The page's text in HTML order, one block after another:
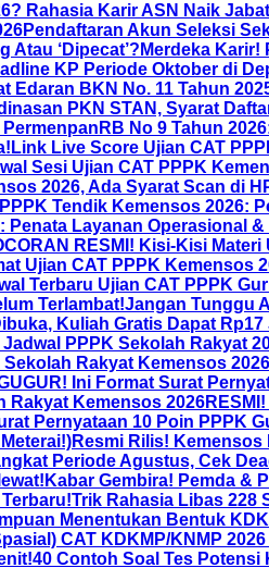
Rahasia Karir ASN Naik
Pendaftaran Akun Seleksi
Atau ‘Dipecat’? Merdeka Karir!
KP Periode Oktober di
Edaran BKN No. 11 Tahun
PKN STAN, Syarat
PermenpanRB No 9 Tahun
Link Live Score Ujian CAT
Sesi Ujian CAT PPPK
2026, Ada Syarat Scan di
Tendik Kemensos 2026:
Layanan Operasional
RESMI! Kisi-Kisi
Ujian CAT PPPK Kemensos
Terbaru Ujian CAT PPPK
Terlambat!Jangan Tunggu
Kuliah Gratis Dapat
Jadwal PPPK Sekolah Rakyat
Rakyat Kemensos 2026
Ini Format Surat
Rakyat Kemensos 2026
Pernyataan 10 Poin PPPK
Resmi Rilis! Kemensos
Periode Agustus, Cek
Kabar Gembira! Pemda &
Trik Rahasia Libas 228
Menentukan Bentuk
CAT KDKMP/KNMP 2026
40 Contoh Soal Tes Potensi